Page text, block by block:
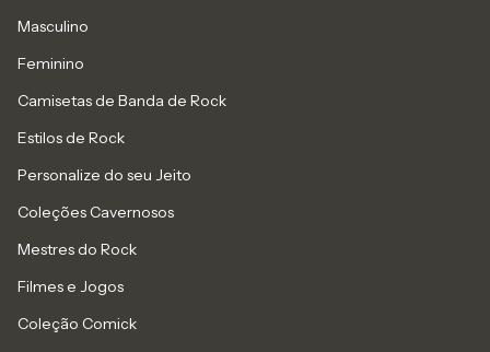
Masculino
Feminino
Camisetas de Banda de Rock
Estilos de Rock
Personalize do seu Jeito
Coleções Cavernosos
Mestres do Rock
Filmes e Jogos
Coleção Comick